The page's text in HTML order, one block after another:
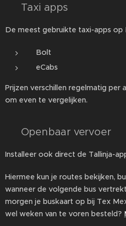
🚕 Taxi apps
De meest gebruikte taxi-apps op
Bolt
eCabs
Prijzen verschillen regelmatig per
om even te vergelijken.
🚌 Openbaar vervoer
Installeer ook direct de Tallinja-
Hiermee kun je routes bekijken,
wanneer de volgende bus
morgen je buskaart op bij Tex
wel weken van te voren besteld?